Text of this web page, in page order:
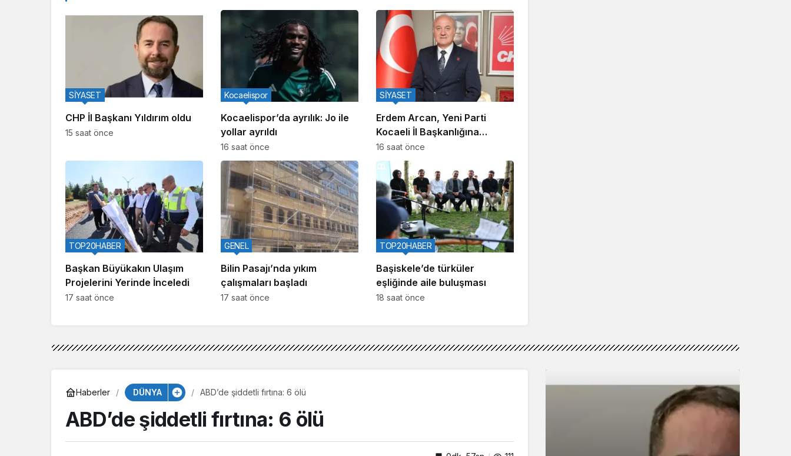
CHP İl Başkanı Yıldırım oldu
SİYASET
15 saat önce
Kocaelispor’da ayrılık: Jo ile
yollar ayrıldı
Kocaelispor
16 saat önce
Erdem Arcan, Yeni Parti
Kocaeli İl Başkanlığına
Yetkilendirildi
SİYASET
16 saat önce
Başkan Büyükakın Ulaşım
Projelerini Yerinde İnceledi
TOP20HABER
17 saat önce
Bilin Pasajı’nda yıkım
çalışmaları başladı
GENEL
17 saat önce
Başiskele’de türküler
eşliğinde aile buluşması
TOP20HABER
18 saat önce
Haberler DÜNYA ABD’de şiddetli fırtına: 6 ölü
ABD’de şiddetli fırtına: 6 ölü